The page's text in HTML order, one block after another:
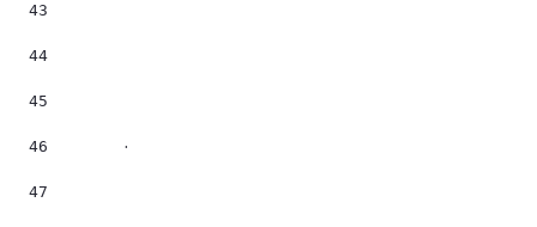
43
44
45
46
        </#list>
47